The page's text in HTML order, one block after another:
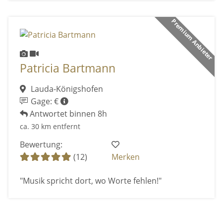
Premium Anbieter
Patricia Bartmann
Lauda-Königshofen
Gage: €
Antwortet binnen 8h
ca. 30 km entfernt
Bewertung:
(12)
Merken
"Musik spricht dort, wo Worte fehlen!"